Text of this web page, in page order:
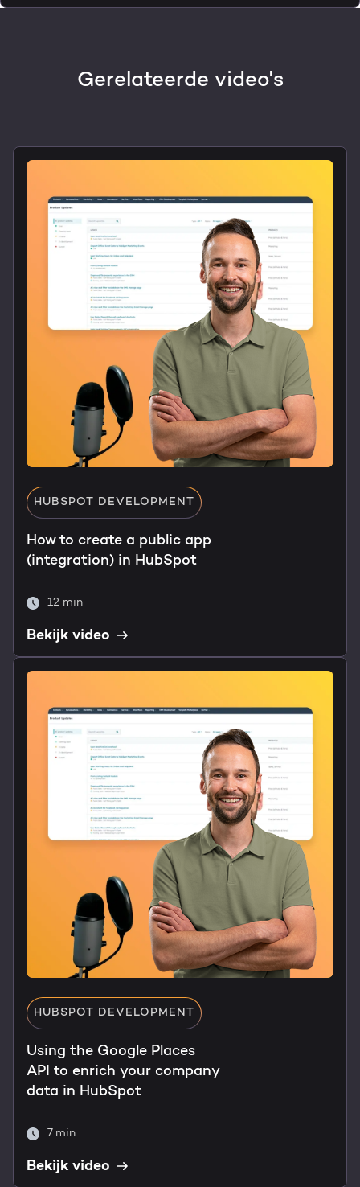
Gerelateerde video's
HUBSPOT DEVELOPMENT
How to create a public app
(integration) in HubSpot
12 min
Bekijk video
HUBSPOT DEVELOPMENT
Using the Google Places
API to enrich your company
data in HubSpot
7 min
Bekijk video